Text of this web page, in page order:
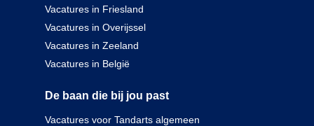
Vacatures in Friesland
Vacatures in Overijssel
Vacatures in Zeeland
Vacatures in België
De baan die bij jou past
Vacatures voor Tandarts algemeen